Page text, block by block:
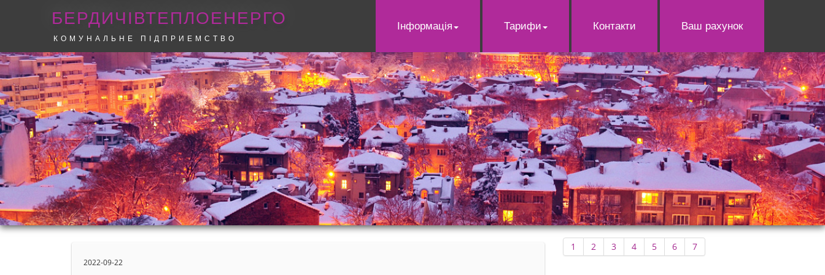
БЕРДИЧІВТЕПЛОЕНЕРГО
КОМУНАЛЬНЕ ПІДПРИЕМСТВО
Інформація Тарифи Контакти Ваш рахунок
2022-09-22
1 2 3 4 5 6 7